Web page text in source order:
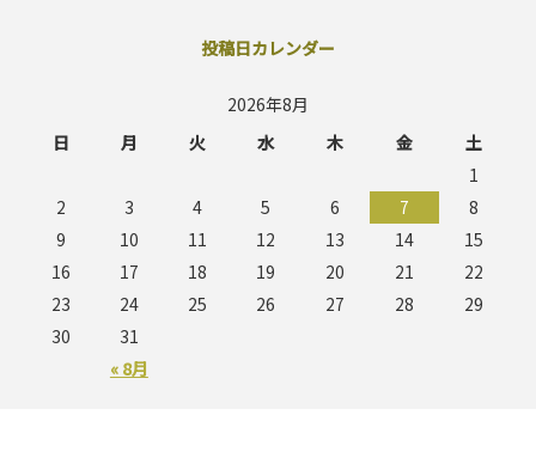
投稿日カレンダー
2026年8月
日
月 火 水 木 金 土
« 8月
1
2
3 4 5 6 7
8
9
10 11 12 13 14
15
16
17 18 19 20 21
22
23
24 25 26 27 28
29
30
31